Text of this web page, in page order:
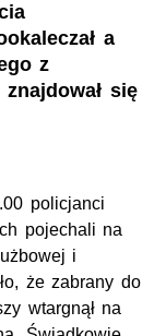
a
z
się
policjanci
pojechali na
i
że zabrany do
wtargnął na